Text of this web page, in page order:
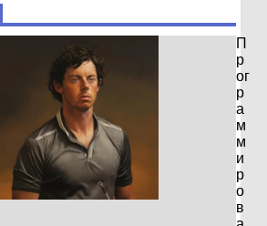
П
р
ог
р
а
м
м
и
р
о
в